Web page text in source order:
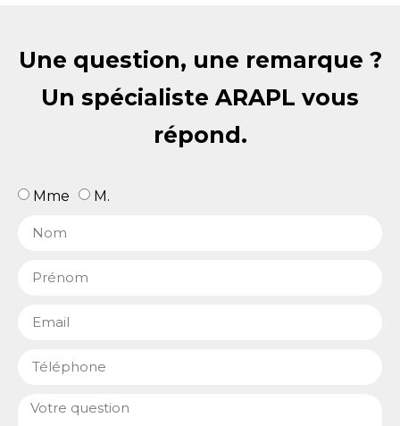
Une question, une remarque ?
Un spécialiste ARAPL vous
répond.
Mme M.